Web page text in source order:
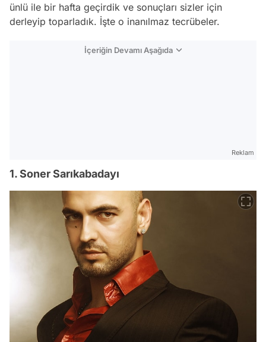
ünlü ile bir hafta geçirdik ve sonuçları sizler için
derleyip toparladık. İşte o inanılmaz tecrübeler.
İçeriğin Devamı Aşağıda
Reklam
1. Soner Sarıkabadayı